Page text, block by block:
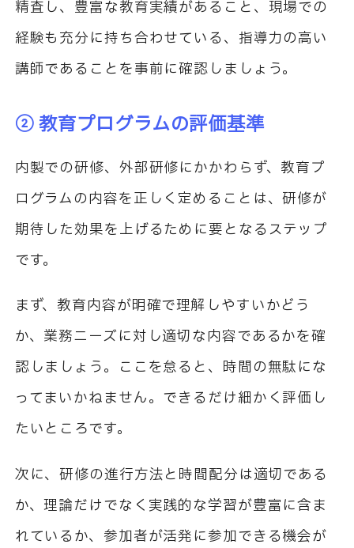
精査し、豊富な教育実績があること、現場での
経験も充分に持ち合わせている、指導力の高い
講師であることを事前に確認しましょう。
② 教育プログラムの評価基準
内製での研修、外部研修にかかわらず、教育プ
ログラムの内容を正しく定めることは、研修が
期待した効果を上げるために要となるステップ
です。
まず、教育内容が明確で理解しやすいかどう
か、業務ニーズに対し適切な内容であるかを確
認しましょう。ここを怠ると、時間の無駄にな
ってまいかねません。できるだけ細かく評価し
たいところです。
次に、研修の進行方法と時間配分は適切である
か、理論だけでなく実践的な学習が豊富に含ま
れているか、参加者が活発に参加できる機会が